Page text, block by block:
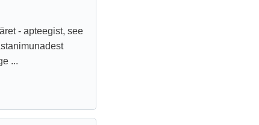
- apteegist, see
...